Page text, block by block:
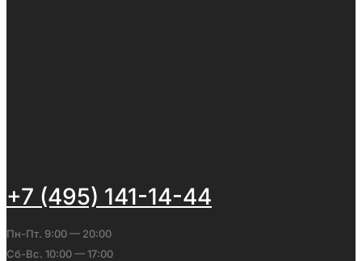
+7 (495) 141-14-44
Пн-Пт. 9:00 — 20:00
Сб-Вс. 10:00 — 17:00